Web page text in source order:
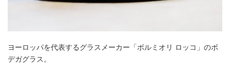
ヨーロッパを代表するグラスメーカー「ボルミオリ ロッコ」のボ
デガグラス。